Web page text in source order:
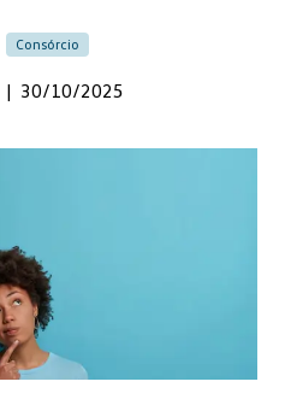
Consórcio
| 30/10/2025